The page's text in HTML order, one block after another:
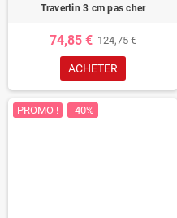
Travertin 3 cm pas cher
74,85 € 124,75 €
ACHETER
PROMO ! -40%